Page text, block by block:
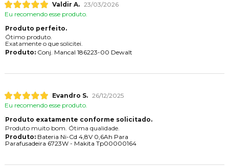
Valdir A. 23/03/2026
Eu recomendo esse produto.
Produto perfeito.
Ótimo produto.
Exatamente o que solicitei.
Produto:Conj. Mancal 186223-00 Dewalt
Evandro S. 26/12/2025
Eu recomendo esse produto.
Produto exatamente conforme solicitado.
Produto muito bom. Ótima qualidade.
Produto:Bateria Ni-Cd 4,8V 0,6Ah Para
Parafusadeira 6723W - Makita Tp00000164